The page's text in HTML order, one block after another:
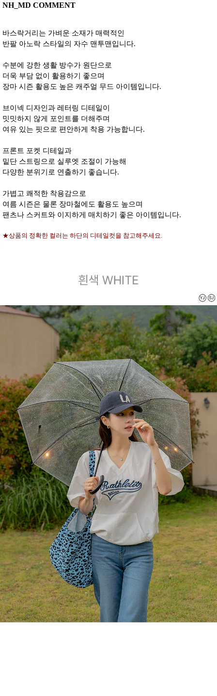
NH_MD COMMENT
바스락거리는 가벼운 소재가 매력적인
반팔 아노락 스타일의 자수 맨투맨입니다.
수분에 강한 생활 방수가 원단으로
더욱 부담 없이 활용하기 좋으며
장마 시즌 활용도 높은 캐주얼 무드 아이템입니다.
브이넥 디자인과 레터링 디테일이
밋밋하지 않게 포인트를 더해주며
여유 있는 핏으로 편안하게 착용 가능합니다.
프론트 포켓 디테일과
밑단 스트링으로 실루엣 조절이 가능해
다양한 분위기로 연출하기 좋습니다.
가볍고 쾌적한 착용감으로
여름 시즌은 물론 장마철에도 활용도 높으며
팬츠나 스커트와 이지하게 매치하기 좋은 아이템입니다.
★상품의 정확한 컬러는 하단의 디테일컷을 참고해주세요.